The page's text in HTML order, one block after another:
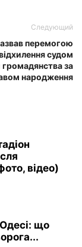
Следующий
перемогою
судом
за
народження
відео)
що